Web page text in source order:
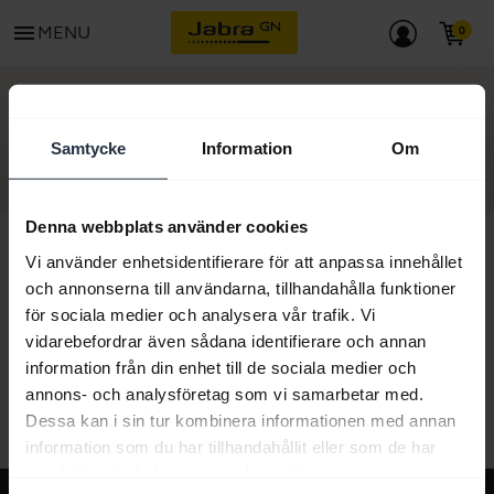
Samtycke Information Om
Denna webbplats använder cookies
Vi använder enhetsidentifierare för att anpassa innehållet
och annonserna till användarna, tillhandahålla funktioner
för sociala medier och analysera vår trafik. Vi
vidarebefordrar även sådana identifierare och annan
information från din enhet till de sociala medier och
annons- och analysföretag som vi samarbetar med.
Dessa kan i sin tur kombinera informationen med annan
information som du har tillhandahållit eller som de har
menu MENU
Allt supportinnehåll
Resurser för att komma igång